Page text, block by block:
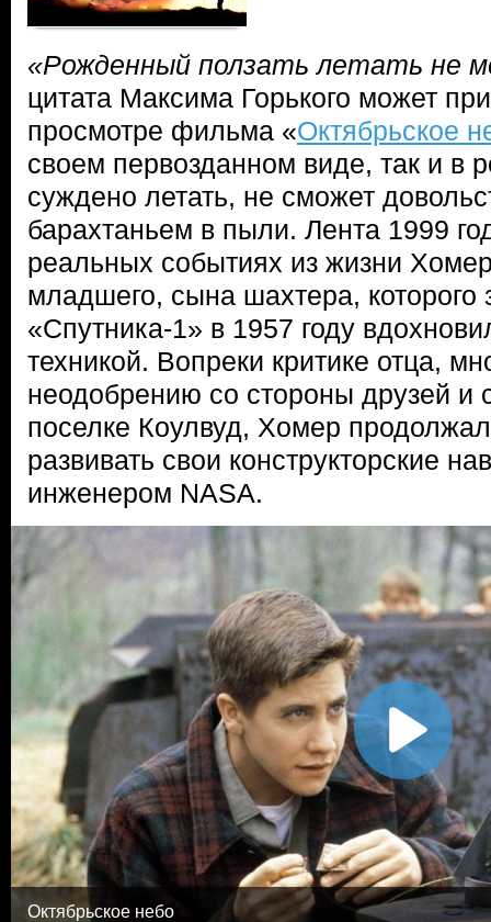
«Рожденный ползать летать не
цитата Максима Горького может
просмотре фильма «Октябрьское
своем первозданном виде, так и в
суждено летать, не сможет
барахтаньем в пыли. Лента 1999
реальных событиях из жизни
младшего, сына шахтера, которого
«Спутника-1» в 1957 году
техникой. Вопреки критике отца,
неодобрению со стороны друзей и
поселке Коулвуд, Хомер
развивать свои конструкторские
инженером NASA.
Октябрьское небо